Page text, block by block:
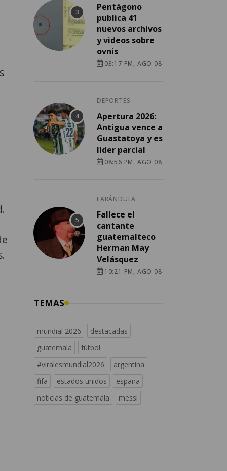
Pentágono
publica 41
nuevos archivos
y videos sobre
ovnis
03:17 PM, AGO 08
DEPORTES
Apertura 2026:
Antigua vence a
Guastatoya y es
líder parcial
08:56 PM, AGO 08
FARÁNDULA
Fallece el
cantante
guatemalteco
Herman May
Velásquez
10:21 PM, AGO 08
TEMAS
mundial 2026
destacadas
guatemala
fútbol
#viralesmundial2026
argentina
fifa
estados unidos
españa
noticias de guatemala
messi